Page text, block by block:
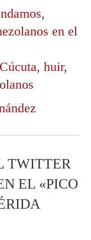
,
en el
Cúcuta, huir,
TWITTER
EL «PICO